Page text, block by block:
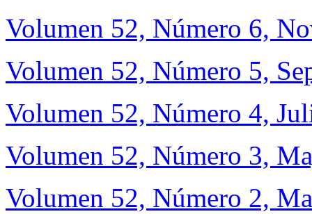
Volumen 52, Número 6,
Volumen 52, Número 5,
Volumen 52, Número 4,
Volumen 52, Número 3,
Volumen 52, Número 2,